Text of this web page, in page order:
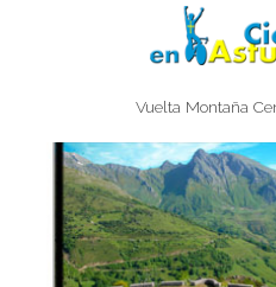
CICLISMO
Vuelta Montaña